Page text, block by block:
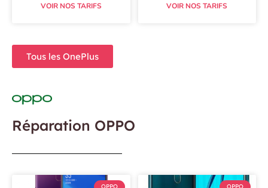
VOIR NOS TARIFS VOIR NOS TARIFS
Tous les OnePlus
Réparation OPPO
OPPO OPPO